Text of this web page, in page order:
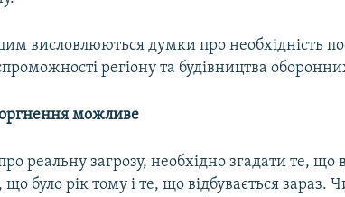
висловлюються думки про необхідність
регіону та будівництва
можливе
реальну загрозу, необхідно згадати те, що
було рік тому і те, що відбувається зараз.